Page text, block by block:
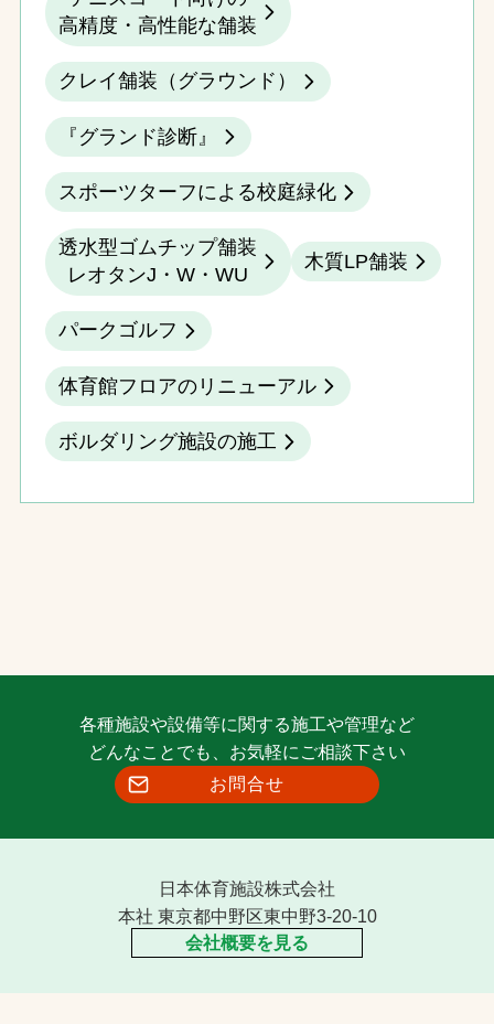
高精度・高性能な舗装
クレイ舗装（グラウンド）
『グランド診断』
スポーツターフによる校庭緑化
透水型ゴムチップ舗装
レオタンJ・W・WU
木質LP舗装
パークゴルフ
体育館フロアのリニューアル
ボルダリング施設の施工
各種施設や設備等に関する施工や管理など
どんなことでも、お気軽にご相談下さい
お問合せ
日本体育施設株式会社
本社 東京都中野区東中野3-20-10
会社概要を見る